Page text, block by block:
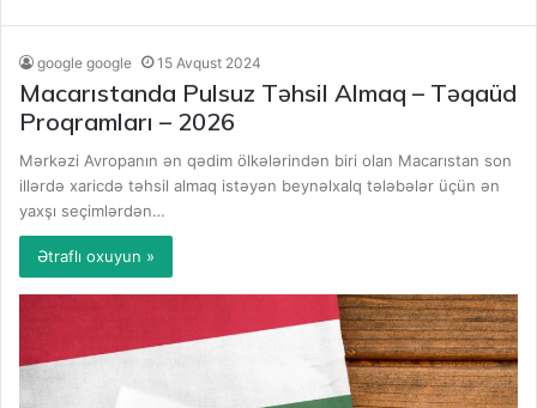
google google 15 Avqust 2024
Macarıstanda Pulsuz Təhsil Almaq – Təqaüd
Proqramları – 2026
Mərkəzi Avropanın ən qədim ölkələrindən biri olan Macarıstan son
illərdə xaricdə təhsil almaq istəyən beynəlxalq tələbələr üçün ən
yaxşı seçimlərdən…
Ətraflı oxuyun »